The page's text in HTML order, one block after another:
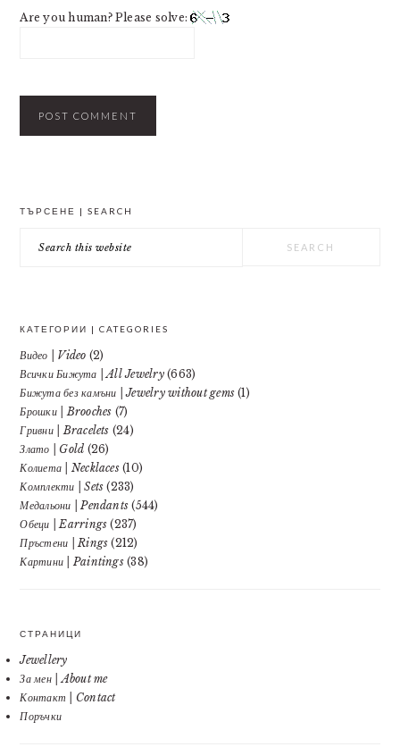
Are you human? Please solve:
ТЪРСЕНЕ | SEARCH
this
КАТЕГОРИИ | CATEGORIES
Видео | Video (2)
Всички Бижута | All Jewelry(663)
Бижута без камъни | Jewelry without gems (1)
Брошки | Brooches (7)
Гривни | Bracelets (24)
Злато | Gold (26)
Колиета | Necklaces(10)
Комплекти | Sets (233)
Медальони | Pendants (544)
Обеци | Earrings (237)
Пръстени | Rings (212)
Картини | Paintings(38)
СТРАНИЦИ
Jewellery
За мен | About me
Контакт | Contact
Поръчки